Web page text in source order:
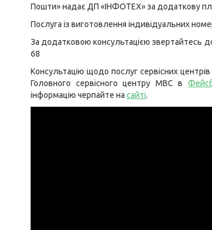
Пошти» надає ДП «ІНФОТЕХ» за додаткову
Послуга із виготовлення індивідуальних
За додатковою консультацією звертайтесь
68
Консультацію щодо послуг сервісних
Головного сервісного центру МВС в
інформацію черпайте на сайті.